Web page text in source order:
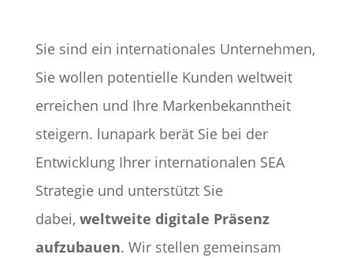
Sie sind ein internationales Unternehmen,
Sie wollen potentielle Kunden weltweit
erreichen und Ihre Markenbekanntheit
steigern. lunapark berät Sie bei der
Entwicklung Ihrer internationalen SEA
Strategie und unterstützt Sie
dabei, weltweite digitale Präsenz
aufzubauen. Wir stellen gemeinsam